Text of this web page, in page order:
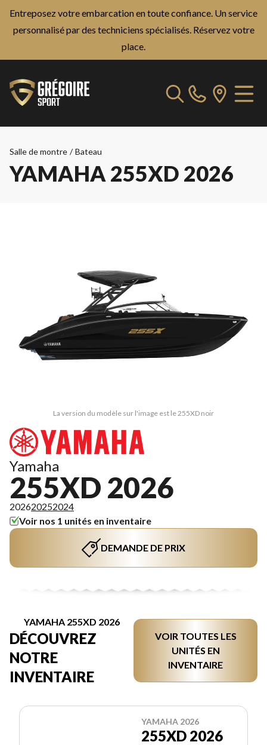
Entreposez votre embarcation en toute confiance. Un service
personnalisé par des techniciens spécialisés. Réservez votre
place.
Salle de montre / Bateau
YAMAHA 255XD 2026
La version du modèle sur l'image est le 255XD noir
Yamaha
255XD 2026
202620252024
Voir nos 1 unités en inventaire
DEMANDE DE PRIX
YAMAHA 255XD 2026
DÉCOUVREZ
NOTRE
INVENTAIRE
VOIR TOUTES LES
UNITÉS EN
INVENTAIRE
YAMAHA 2026
255XD 2026